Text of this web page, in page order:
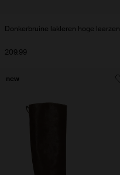
Donkerbruine lakleren hoge laarzen
209.99
new